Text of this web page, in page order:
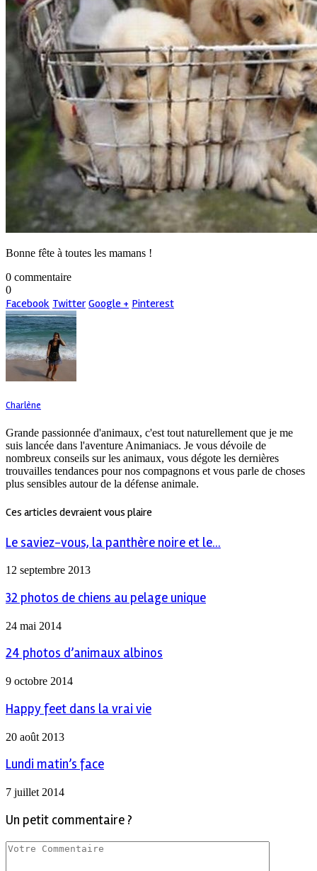
Bonne fête à toutes les mamans !
0 commentaire
0
Facebook Twitter Google + Pinterest
Charlène
Grande passionnée d'animaux, c'est tout naturellement que je me
suis lancée dans l'aventure Animaniacs. Je vous dévoile de
nombreux conseils sur les animaux, vous dégote les dernières
trouvailles tendances pour nos compagnons et vous parle de choses
plus sensibles autour de la défense animale.
Ces articles devraient vous plaire
Le saviez-vous, la panthère noire et le...
12 septembre 2013
32 photos de chiens au pelage unique
24 mai 2014
24 photos d’animaux albinos
9 octobre 2014
Happy feet dans la vrai vie
20 août 2013
Lundi matin’s face
7 juillet 2014
Un petit commentaire ?